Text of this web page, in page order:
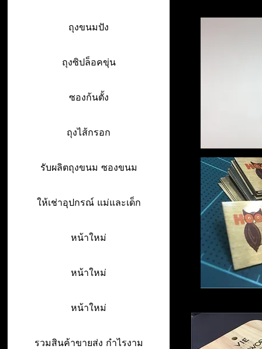
ถุงขนมปัง
ถุงซิปล็อคขุ่น
ซองก้นตั้ง
ถุงไส้กรอก
รับผลิตถุงขนม ซองขนม
ให้เช่าอุปกรณ์ แม่และเด็ก
หน้าใหม่
หน้าใหม่
หน้าใหม่
รวมสินค้าขายส่ง กำไรงาม